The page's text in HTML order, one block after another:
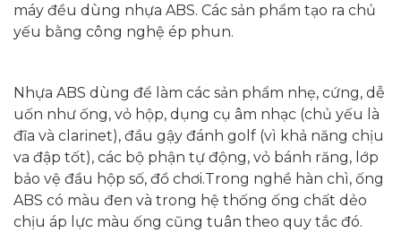
máy đều dùng nhựa ABS. Các sản phẩm tạo ra chủ
yếu bằng công nghệ ép phun.
Nhựa ABS dùng để làm các sản phẩm nhẹ, cứng, dễ
uốn như ống, vỏ hộp, dụng cụ âm nhạc (chủ yếu là
đĩa và clarinet), đầu gậy đánh golf (vì khả năng chịu
va đập tốt), các bộ phận tự động, vỏ bánh răng, lớp
bảo vệ đầu hộp số, đồ chơi.Trong nghề hàn chì, ống
ABS có màu đen và trong hệ thống ống chất dẻo
chịu áp lực màu ống cũng tuân theo quy tắc đó.